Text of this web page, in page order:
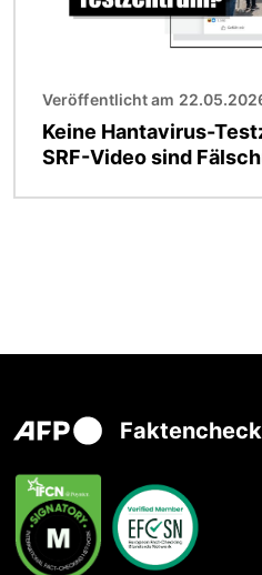
Veröffentlicht am
Keine Hantavirus-
SRF-Video sind
Faktencheck